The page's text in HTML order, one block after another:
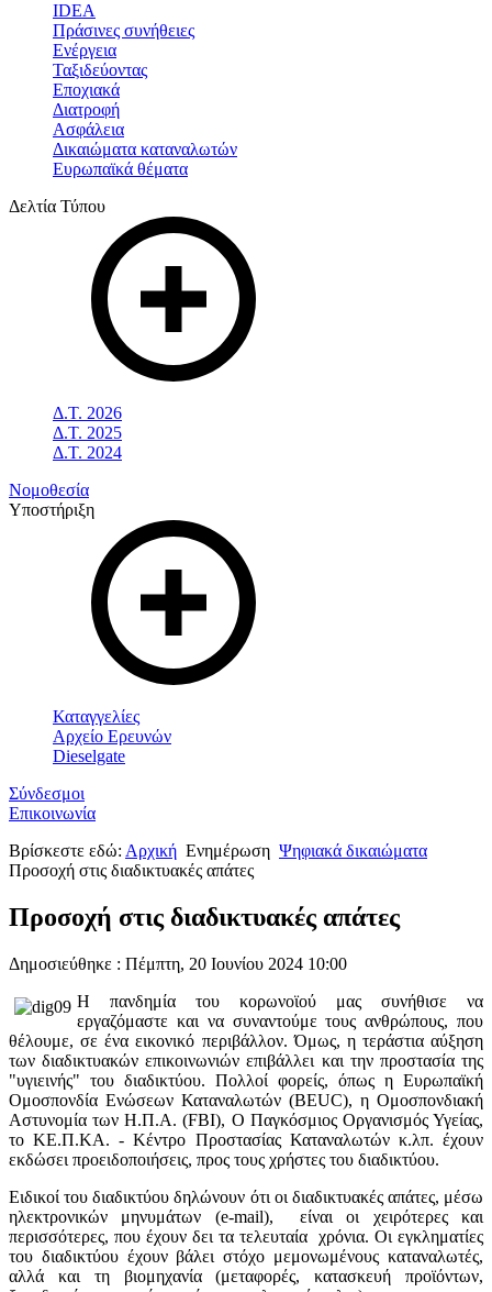
IDEA
Πράσινες συνήθειες
Ενέργεια
Ταξιδεύοντας
Εποχιακά
Διατροφή
Ασφάλεια
Δικαιώματα καταναλωτών
Ευρωπαϊκά θέματα
Δελτία Τύπου
Δ.Τ. 2026
Δ.Τ. 2025
Δ.Τ. 2024
Νομοθεσία
Υποστήριξη
Καταγγελίες
Αρχείο Ερευνών
Dieselgate
Σύνδεσμοι
Επικοινωνία
Βρίσκεστε εδώ: Αρχική Ενημέρωση Ψηφιακά δικαιώματα
Προσοχή στις διαδικτυακές απάτες
Προσοχή στις διαδικτυακές απάτες
Δημοσιεύθηκε : Πέμπτη, 20 Ιουνίου 2024 10:00
Η πανδημία του κορωνοϊού μας συνήθισε να
εργαζόμαστε και να συναντούμε τους ανθρώπους, που
θέλουμε, σε ένα εικονικό περιβάλλον. Όμως, η τεράστια αύξηση
των διαδικτυακών επικοινωνιών επιβάλλει και την προστασία της
"υγιεινής" του διαδικτύου. Πολλοί φορείς, όπως η Ευρωπαϊκή
Ομοσπονδία Ενώσεων Καταναλωτών (BEUC), η Ομοσπονδιακή
Αστυνομία των Η.Π.Α. (FBI), Ο Παγκόσμιος Οργανισμός Υγείας,
το ΚΕ.Π.ΚΑ. - Κέντρο Προστασίας Καταναλωτών κ.λπ. έχουν
εκδώσει προειδοποιήσεις, προς τους χρήστες του διαδικτύου.
Ειδικοί του διαδικτύου δηλώνουν ότι οι διαδικτυακές απάτες, μέσω
ηλεκτρονικών μηνυμάτων (e-mail), είναι οι χειρότερες και
περισσότερες, που έχουν δει τα τελευταία χρόνια. Οι εγκληματίες
του διαδικτύου έχουν βάλει στόχο μεμονωμένους καταναλωτές,
αλλά και τη βιομηχανία (μεταφορές, κατασκευή προϊόντων,